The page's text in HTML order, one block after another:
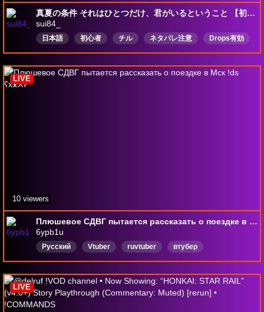
真夏の条件 それはひとつだけ、君がいるということ 【初見さん大歓迎】
sui84_
日本語 初心者 チル ネタバレ注意 Drops有効
Плюшевое СДВГ пытается рассказать о поездке в Мск !ds ʕхᴥХʔ
6ypb1u
Русский Vtuber ruvtuber
втубер
ฅʕㅎᴥㅎʔฅ
суетолог рувтубер
pngtuber
АСМР
ASMR
LIVE
10 viewers
LIVE